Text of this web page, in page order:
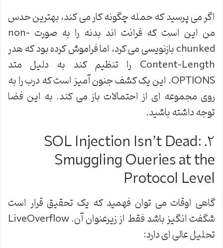
اگر می پرسید که حمله چگونه کار می کند، بهترین حدس
من این است که فرانت اند بدنه را به صورت non-
chunkedبازنویسی می کرد، اما فراموش کرده بود که هدر
Content-Length را تنظیم کند به دلیل متد
OPTIONS. این یک کشف جنون آمیز است که درب را به
روی مجموعه ای از احتمالات باز می کند. به این فضا
توجه داشته باشید.
۲ . SQL Injection Isn’t Dead:
Smuggling Queries at the
Protocol Level
گاهی اوقات می توان فهمید که یک تحقیق قرار است
شگفت انگیز باشد فقط از زیرعنوان آن. LiveOverflow
تحلیل عالی ای دارد: